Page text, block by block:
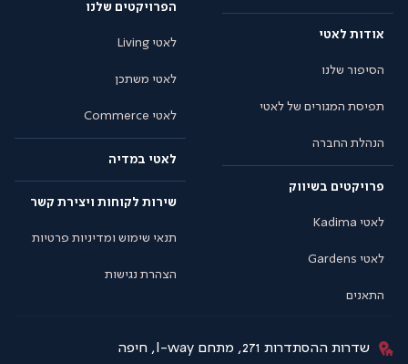
אודות לאטי
הסיפור שלנו
תפיסת המגורים של לאטי
הנהלת החברה
פרויקטים בשיווק
לאטי Kadima
לאטי Gardens
התאנים
הפרויקטים שלנו
לאטי Living
לאטי משתכן
לאטי Commerce
לאטי במדיה
שירות לקוחות ויצירת קשר
תנאי שימוש ומדיניות פרטיות
הצהרת נגישות
שדרות ההסתדרות 271, מתחם I-way, חיפה